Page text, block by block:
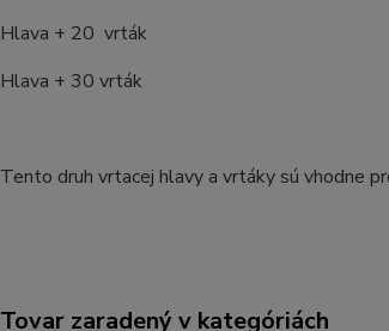
Hlava + 20 vrták
Hlava + 30 vrták
Tento druh vrtacej hlavy a vrtáky sú vhodne
Tovar zaradený v kategóriách